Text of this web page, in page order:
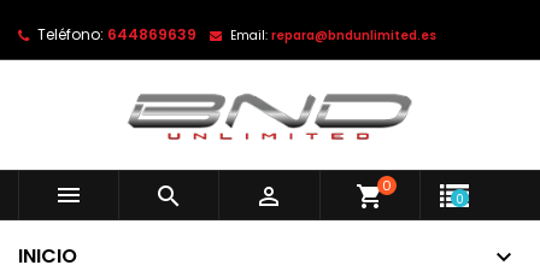
Teléfono: 644869639 Email: repara@bndunlimited.es
   shopping_cart0
0
INICIO